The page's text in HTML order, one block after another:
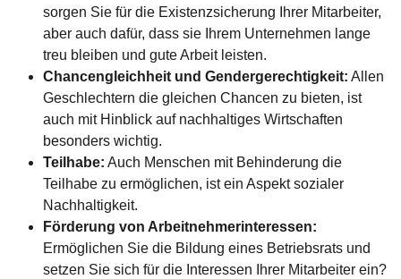
sorgen Sie für die Existenzsicherung Ihrer Mitarbeiter,
aber auch dafür, dass sie Ihrem Unternehmen lange
treu bleiben und gute Arbeit leisten.
Chancengleichheit und Gendergerechtigkeit: Allen
Geschlechtern die gleichen Chancen zu bieten, ist
auch mit Hinblick auf nachhaltiges Wirtschaften
besonders wichtig.
Teilhabe: Auch Menschen mit Behinderung die
Teilhabe zu ermöglichen, ist ein Aspekt sozialer
Nachhaltigkeit.
Förderung von Arbeitnehmerinteressen:
Ermöglichen Sie die Bildung eines Betriebsrats und
setzen Sie sich für die Interessen Ihrer Mitarbeiter ein?